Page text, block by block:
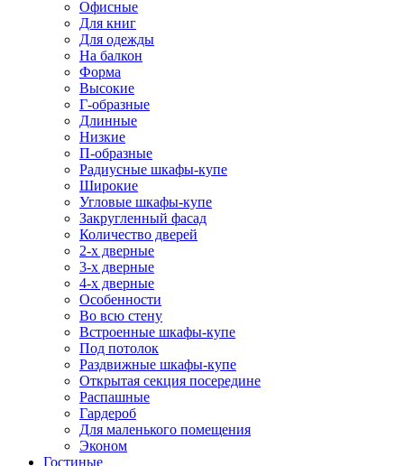
Офисные
Для книг
Для одежды
На балкон
Форма
Высокие
Г-образные
Длинные
Низкие
П-образные
Радиусные шкафы-купе
Широкие
Угловые шкафы-купе
Закругленный фасад
Количество дверей
2-х дверные
3-х дверные
4-х дверные
Особенности
Во всю стену
Встроенные шкафы-купе
Под потолок
Раздвижные шкафы-купе
Открытая секция посередине
Распашные
Гардероб
Для маленького помещения
Эконом
Гостиные